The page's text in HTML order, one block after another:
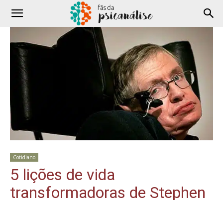
Cotidiano
5 lições de vida
transformadoras de Stephen